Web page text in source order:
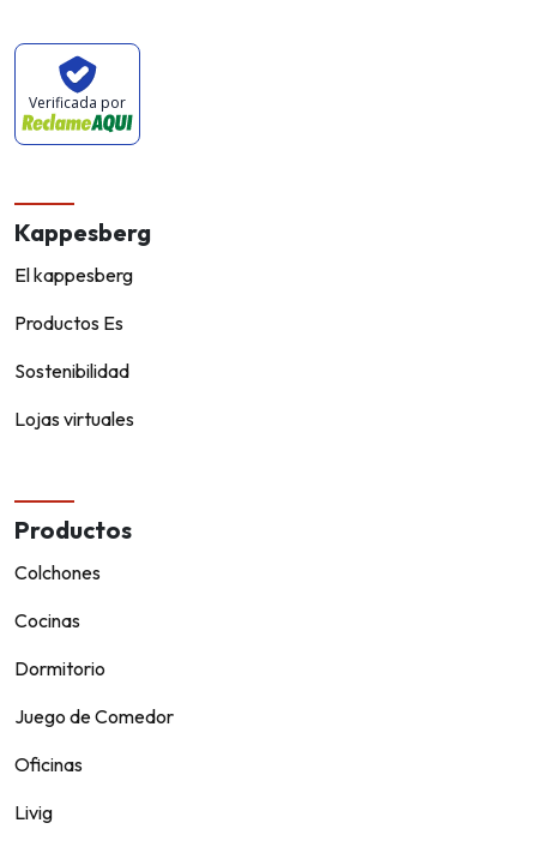
Verificada por
Kappesberg
El kappesberg
Productos Es
Sostenibilidad
Lojas virtuales
Productos
Colchones
Cocinas
Dormitorio
Juego de Comedor
Oficinas
Livig